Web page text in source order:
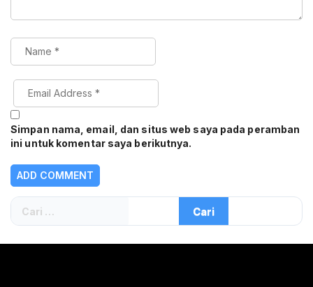
Simpan nama, email, dan situs web saya pada peramban
ini untuk komentar saya berikutnya.
Cari
untuk: